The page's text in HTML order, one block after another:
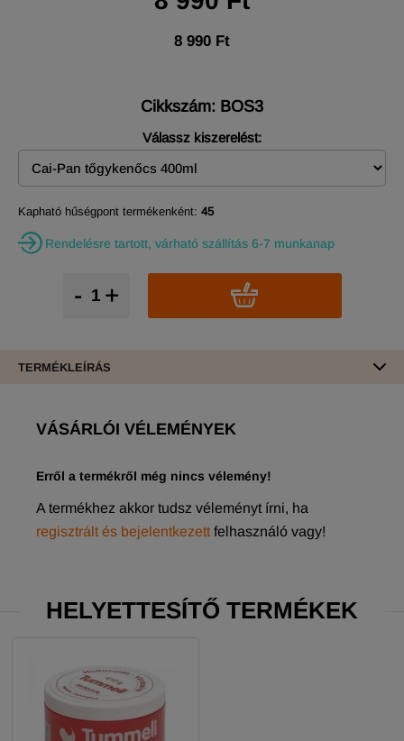
8 990 Ft
Cikkszám: BOS3
Válassz kiszerelést:
Kapható hűségpont termékenként: 45
Rendelésre tartott, várható szállítás 6-7 munkanap
+
-
TERMÉKLEÍRÁS
VÁSÁRLÓI VÉLEMÉNYEK
Erről a termékről még nincs vélemény!
A termékhez akkor tudsz véleményt írni, ha
regisztrált és bejelentkezett felhasználó vagy!
HELYETTESÍTŐ TERMÉKEK